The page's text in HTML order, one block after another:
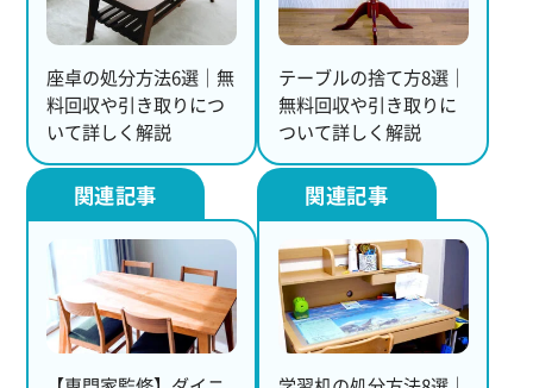
座卓の処分方法6選｜無
料回収や引き取りにつ
いて詳しく解説
テーブルの捨て方8選｜
無料回収や引き取りに
ついて詳しく解説